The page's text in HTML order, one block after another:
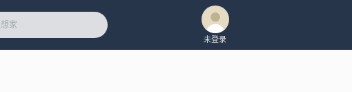
未登录